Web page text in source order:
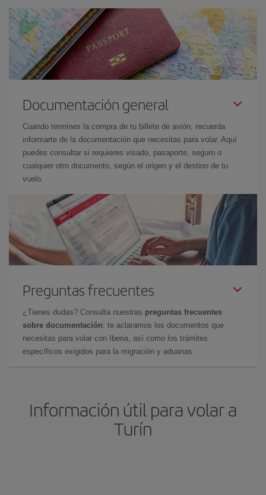
Documentación general
Cuando termines la compra de tu billete de avión, recuerda
informarte de la documentación que necesitas para volar. Aquí
puedes consultar si requieres visado, pasaporte, seguro o
cualquier otro documento, según el origen y el destino de tu
vuelo.
Preguntas frecuentes
¿Tienes dudas? Consulta nuestras preguntas frecuentes
sobre documentación: te aclaramos los documentos que
necesitas para volar con Iberia, así como los trámites
específicos exigidos para la migración y aduanas.
Información útil para volar a
Turín